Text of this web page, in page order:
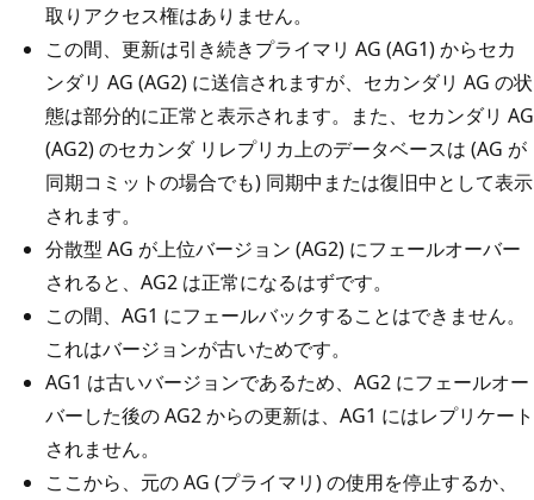
取りアクセス権はありません。
この間、更新は引き続きプライマリ AG (AG1) からセカ
ンダリ AG (AG2) に送信されますが、セカンダリ AG の状
態は部分的に正常と表示されます。また、セカンダリ AG
(AG2) のセカンダ リレプリカ上のデータベースは (AG が
同期コミットの場合でも) 同期中または復旧中として表示
されます。
分散型 AG が上位バージョン (AG2) にフェールオーバー
されると、AG2 は正常になるはずです。
この間、AG1 にフェールバックすることはできません。
これはバージョンが古いためです。
AG1 は古いバージョンであるため、AG2 にフェールオー
バーした後の AG2 からの更新は、AG1 にはレプリケート
されません。
ここから、元の AG (プライマリ) の使用を停止するか、